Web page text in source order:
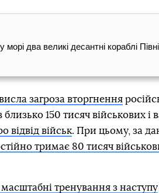
два великі десантні кораблі
загроза вторгнення
150 тисяч військових і
відвід військ. При цьому, за
тримає 80 тисяч
тренування з наступу